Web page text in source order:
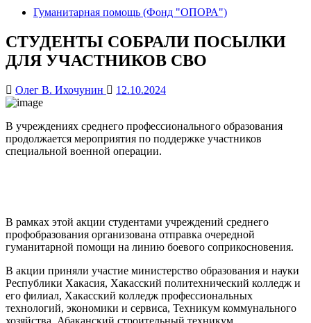
Гуманитарная помощь (Фонд "ОПОРА")
СТУДЕНТЫ СОБРАЛИ ПОСЫЛКИ
ДЛЯ УЧАСТНИКОВ СВО
Олег В. Ихочунин 12.10.2024
В учреждениях среднего профессионального образования
продолжается мероприятия по поддержке участников
специальной военной операции.
В рамках этой акции студентами учреждений среднего
профобразования организована отправка очередной
гуманитарной помощи на линию боевого соприкосновения.
В акции приняли участие министерство образования и науки
Республики Хакасия, Хакасский политехнический колледж и
его филиал, Хакасский колледж профессиональных
технологий, экономики и сервиса, Техникум коммунального
хозяйства, Абаканский строительный техникум,